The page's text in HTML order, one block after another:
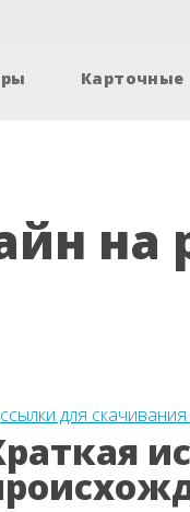
Карточные
на
ссылки для